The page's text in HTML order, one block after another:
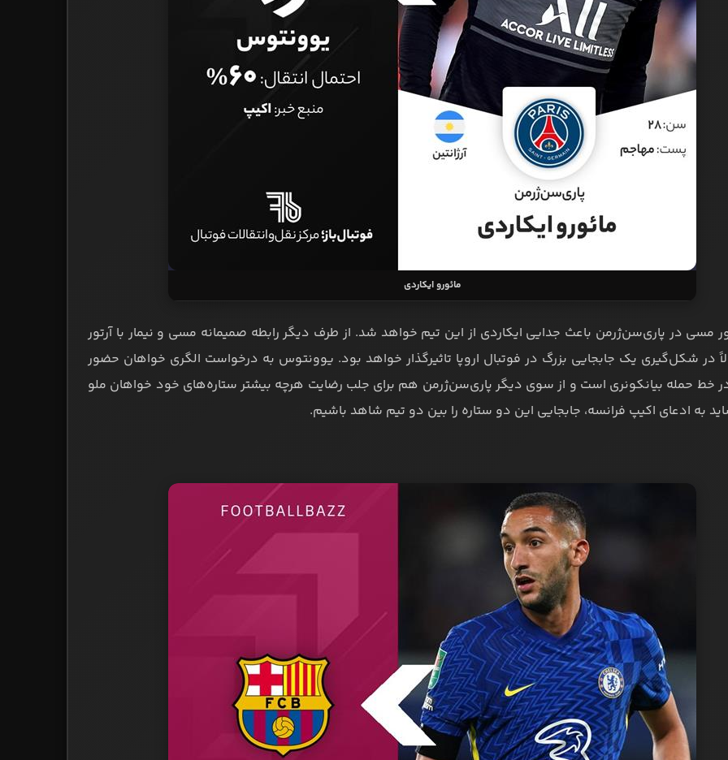
مائورو ایکاردی
مسی در پاری‌سن‌ژرمن باعث جدایی ایکاردی از این تیم خواهد شد. از طرف دیگر رابطه صمیمانه مسی و نیمار با آرتور
در شکل‌گیری یک جابجایی بزرگ در فوتبال اروپا تاثیرگذار خواهد بود. یوونتوس به درخواست الگری خواهان حضور
خط حمله بیانکونری است و از سوی دیگر پاری‌سن‌ژرمن هم برای جلب رضایت هرچه بیشتر ستاره‌های خود خواهان ملو
به ادعای اکیپ فرانسه، جابجایی این دو ستاره را بین دو تیم شاهد باشیم.